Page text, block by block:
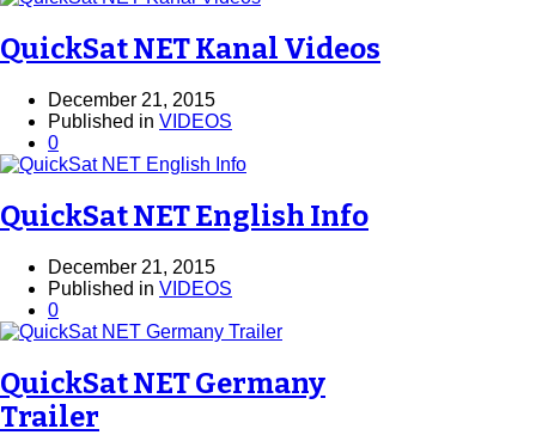
QuickSat NET Kanal Videos
December 21, 2015
Published in VIDEOS
0
QuickSat NET English Info
December 21, 2015
Published in VIDEOS
0
QuickSat NET Germany
Trailer